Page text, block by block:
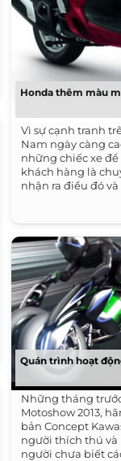
Honda thêm màu
Vì sự cạnh tranh
Nam ngày càng
những chiếc xe
khách hàng là
nhận ra điều đó
Quán trình hoạt
Những tháng
Motoshow 2013,
bản Concept
người thích thú và
người chưa biết